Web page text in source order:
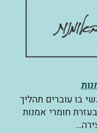
בו עוברים תהליך
חומרי אמנות